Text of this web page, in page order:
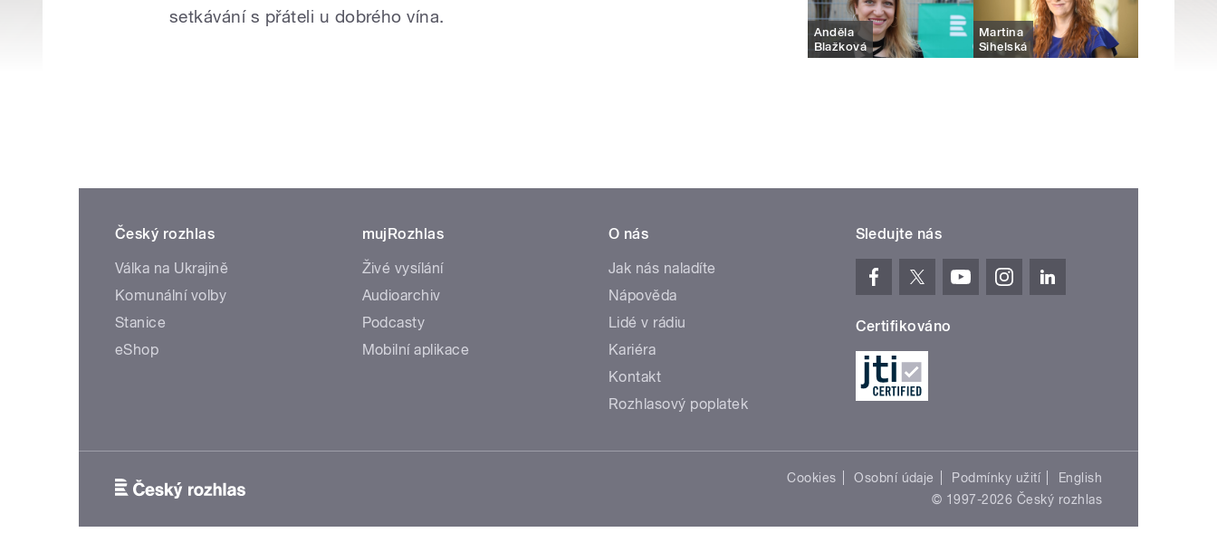
setkávání s přáteli u dobrého vína.
Anděla
Blažková
Martina
Sihelská
Český rozhlas
Válka na Ukrajině
Komunální volby
Stanice
eShop
mujRozhlas
Živé vysílání
Audioarchiv
Podcasty
Mobilní aplikace
O nás
Jak nás naladíte
Nápověda
Lidé v rádiu
Kariéra
Kontakt
Rozhlasový poplatek
Sledujte nás
Certifikováno
Cookies Osobní údaje Podmínky užití
English
© 1997-2026 Český rozhlas